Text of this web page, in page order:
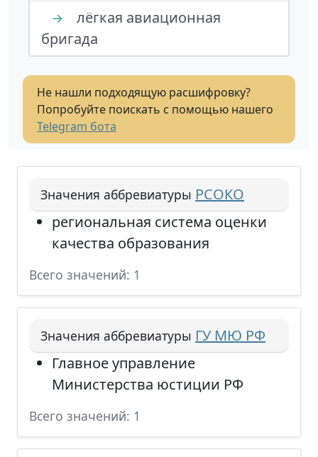
→
лёгкая авиационная
бригада
Не нашли подходящую расшифровку?
Попробуйте поискать с помощью нашего
Telegram бота
Значения аббревиатуры РСОКО
региональная система оценки
качества образования
Всего значений: 1
Значения аббревиатуры ГУ МЮ РФ
Главное управление
Министерства юстиции РФ
Всего значений: 1